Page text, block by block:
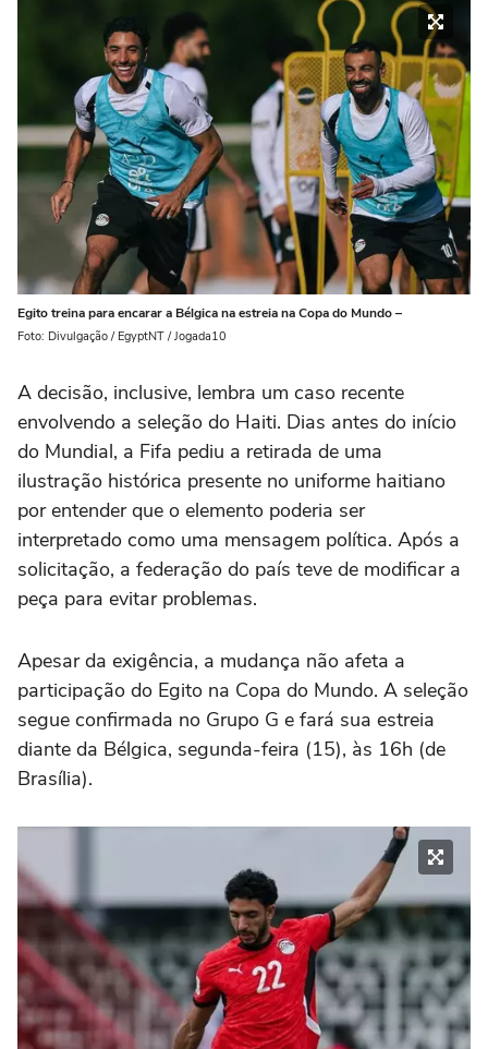
Egito treina para encarar a Bélgica na estreia na Copa do Mundo –
Foto: Divulgação / EgyptNT / Jogada10
A decisão, inclusive, lembra um caso recente
envolvendo a seleção do Haiti. Dias antes do início
do Mundial, a Fifa pediu a retirada de uma
ilustração histórica presente no uniforme haitiano
por entender que o elemento poderia ser
interpretado como uma mensagem política. Após a
solicitação, a federação do país teve de modificar a
peça para evitar problemas.
Apesar da exigência, a mudança não afeta a
participação do Egito na Copa do Mundo. A seleção
segue confirmada no Grupo G e fará sua estreia
diante da Bélgica, segunda-feira (15), às 16h (de
Brasília).